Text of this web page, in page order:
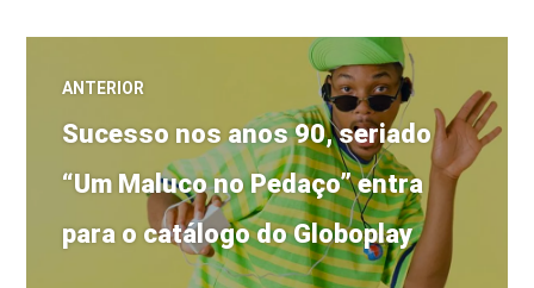
Navegação
de
Post
ANTERIOR
Post
anterior:
Sucesso nos anos 90, seriado
“Um Maluco no Pedaço” entra
para o catálogo do Globoplay